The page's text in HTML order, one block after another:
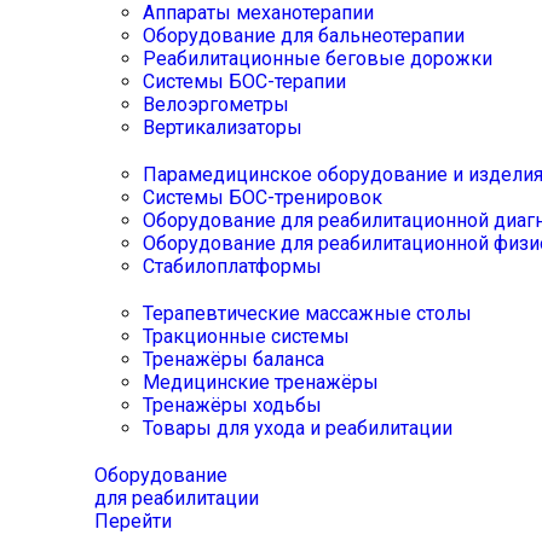
Аппараты механотерапии
Оборудование для бальнеотерапии
Реабилитационные беговые дорожки
Системы БОС-терапии
Велоэргометры
Вертикализаторы
Парамедицинское оборудование и изделия
Системы БОС-тренировок
Оборудование для реабилитационной
Оборудование для реабилитационной
Стабилоплатформы
Терапевтические массажные столы
Тракционные системы
Тренажёры баланса
Медицинские тренажёры
Тренажёры ходьбы
Товары для ухода и реабилитации
Оборудование
для реабилитации
Перейти